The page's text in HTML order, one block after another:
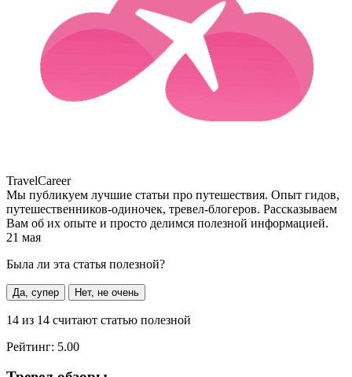
TravelCareer
Мы публикуем лучшие статьи про путешествия. Опыт гидов,
путешественников-одиночек, тревел-блогеров. Рассказываем
Вам об их опыте и просто делимся полезной информацией.
21 мая
Была ли эта статья полезной?
Да, супер Нет, не очень
14 из 14 считают статью полезной
Рейтинг: 5.00